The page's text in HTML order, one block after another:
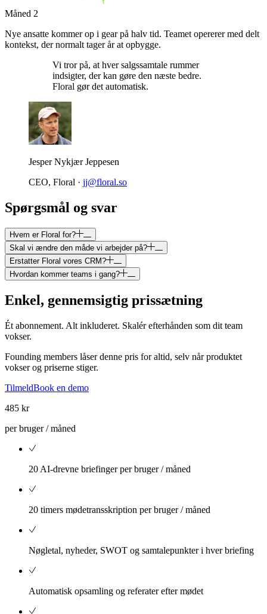
Måned 2
Nye ansatte kommer op i gear på halv tid. Teamet opererer med delt
kontekst, der normalt tager år at opbygge.
Vi tror på, at hver salgssamtale rummer
indsigter, der kan gøre den næste bedre.
Floral gør det automatisk.
Jesper Nykjær Jeppesen
CEO, Floral · jj@floral.so
Spørgsmål og svar
Hvem er Floral for?
Skal vi ændre den måde vi arbejder på?
Erstatter Floral vores CRM?
Hvordan kommer teams i gang?
Enkel, gennemsigtig prissætning
Ét abonnement. Alt inkluderet. Skalér efterhånden som dit team
vokser.
Founding members låser denne pris for altid, selv når produktet
vokser og priserne stiger.
TilmeldBook en demo
485 kr
per bruger / måned
20 AI-drevne briefinger per bruger / måned
20 timers mødetransskription per bruger / måned
Nøgletal, nyheder, SWOT og samtalepunkter i hver briefing
Automatisk opsamling og referater efter mødet